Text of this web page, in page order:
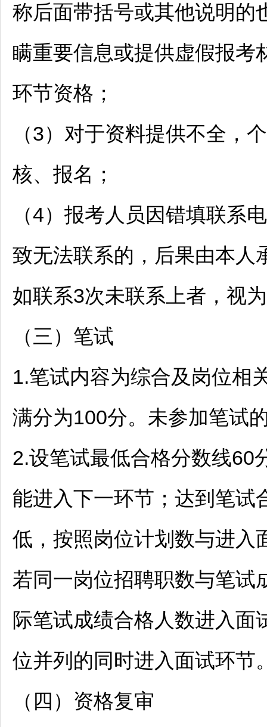
称后面带括号或其他说明的
瞒重要信息或提供虚假报考
环节资格；
（3）对于资料提供不全，
核、报名；
（4）报考人员因错填联系
致无法联系的，后果由本人
如联系3次未联系上者，视
（三）笔试
1.笔试内容为综合及岗位相
满分为100分。未参加笔试
2.设笔试最低合格分数线60
能进入下一环节；达到笔试
低，按照岗位计划数与进入
若同一岗位招聘职数与笔试
际笔试成绩合格人数进入面
位并列的同时进入面试环节
（四）资格复审